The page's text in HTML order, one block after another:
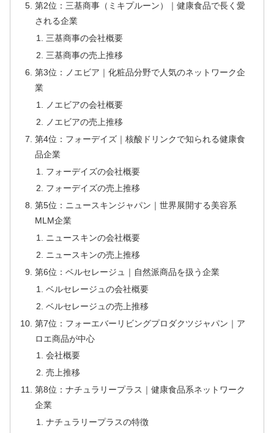
第2位：三基商事（ミキプルーン）｜健康食品で長く愛
される企業
三基商事の会社概要
三基商事の売上推移
第3位：ノエビア｜化粧品分野で人気のネットワーク企
業
ノエビアの会社概要
ノエビアの売上推移
第4位：フォーデイズ｜核酸ドリンクで知られる健康食
品企業
フォーデイズの会社概要
フォーデイズの売上推移
第5位：ニュースキンジャパン｜世界展開する美容系
MLM企業
ニュースキンの会社概要
ニュースキンの売上推移
第6位：ベルセレージュ｜自然派商品を扱う企業
ベルセレージュの会社概要
ベルセレージュの売上推移
第7位：フォーエバーリビングプロダクツジャパン｜ア
ロエ商品が中心
会社概要
売上推移
第8位：ナチュラリープラス｜健康食品系ネットワーク
企業
ナチュラリープラスの特徴